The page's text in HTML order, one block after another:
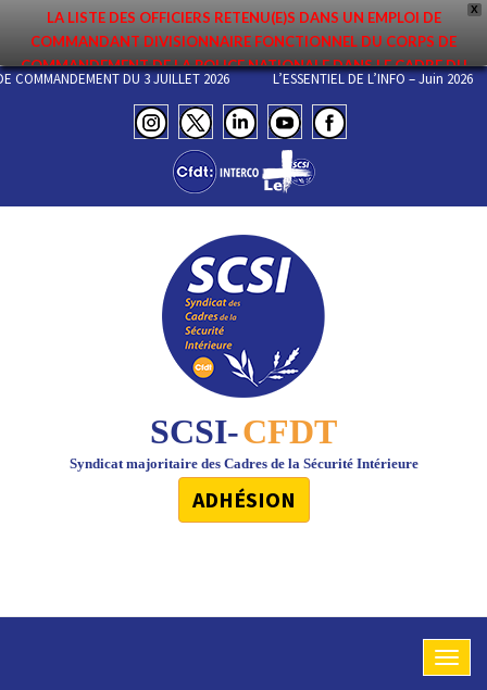
X
LA LISTE DES OFFICIERS RETENU(E)S DANS UN EMPLOI DE
COMMANDANT DIVISIONNAIRE FONCTIONNEL DU CORPS DE
COMMANDEMENT DE LA POLICE NATIONALE DANS LE CADRE DU
PREMIER MOUVEMENT 2026 A ÉTÉ DIFFUSÉE. ELLE EST DISPONIBLE EN
PAGES PROTÉGÉES DU SITE. FÉLICITATIONS AUX NOMMÉ(E)S !
DE COMMANDEMENT DU 3 JUILLET 2026 L’ESSENTIEL DE L’INFO – Juin 2026
SCSI-CFDT
Syndicat majoritaire des Cadres de la Sécurité Intérieure
ADHÉSION